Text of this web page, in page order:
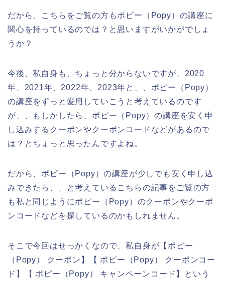
だから、こちらをご覧の方もポピー（Popy）の講座に
関心を持っているのでは？と思いますがいかがでしょ
うか？
今後、私自身も、ちょっと分からないですが、2020
年、2021年、2022年、2023年と、、ポピー（Popy）
の講座をずっと愛用していこうと考えているのです
が、、もしかしたら、ポピー（Popy）の講座を安く申
し込みするクーポンやクーポンコードなどがあるので
は？とちょっと思ったんですよね。
だから、ポピー（Popy）の講座が少しでも安く申し込
みできたら、、と考えているこちらの記事をご覧の方
も私と同じようにポピー（Popy）のクーポンやクーポ
ンコードなどを探しているのかもしれません。
そこで今回はせっかくなので、私自身が【ポピー
（Popy） クーポン】【 ポピー（Popy） クーポンコー
ド】【 ポピー（Popy） キャンペーンコード】という